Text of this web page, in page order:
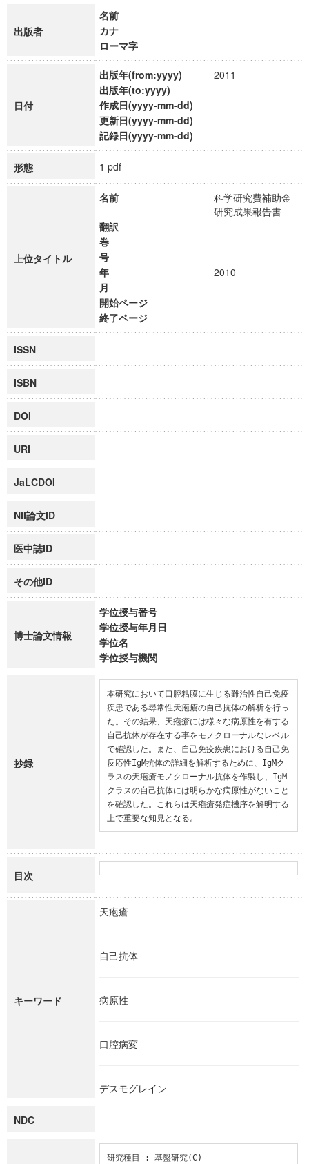
出版者
名前
カナ
ローマ字
日付
出版年(from:yyyy)
2011
出版年(to:yyyy)
作成日(yyyy-mm-dd)
更新日(yyyy-mm-dd)
記録日(yyyy-mm-dd)
形態 1 pdf
上位タイトル
名前
科学研究費補助金
研究成果報告書
翻訳
巻
号
年
2010
月
開始ページ
終了ページ
ISSN
ISBN
DOI
URI
JaLCDOI
NII論文ID
医中誌ID
その他ID
博士論文情報
学位授与番号
学位授与年月日
学位名
学位授与機関
抄録
本研究において口腔粘膜に生じる難治性自己免疫
疾患である尋常性天疱瘡の自己抗体の解析を行っ
た。その結果、天疱瘡には様々な病原性を有する
自己抗体が存在する事をモノクローナルなレベル
で確認した。また、自己免疫疾患における自己免
反応性IgM抗体の詳細を解析するために、IgMク
ラスの天疱瘡モノクローナル抗体を作製し、IgM
クラスの自己抗体には明らかな病原性がないこと
を確認した。これらは天疱瘡発症機序を解明する
上で重要な知見となる。
目次
キーワード
天疱瘡
自己抗体
病原性
口腔病変
デスモグレイン
NDC
研究種目 : 基盤研究(C)